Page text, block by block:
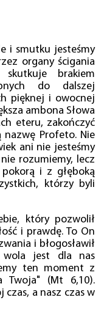
i smutku jesteśmy
organy ścigania
brakiem
do dalszej
pięknej i owocnej
ambona Słowa
eteru, zakończyć
nazwę Profeto. Nie
ani nie jesteśmy
rozumiemy, lecz
i z głęboką
którzy byli
który pozwolił
i prawdę. To On
i błogosławił
wola jest dla nas
ten moment z
Twoja" (Mt 6,10).
czas, a nasz czas w